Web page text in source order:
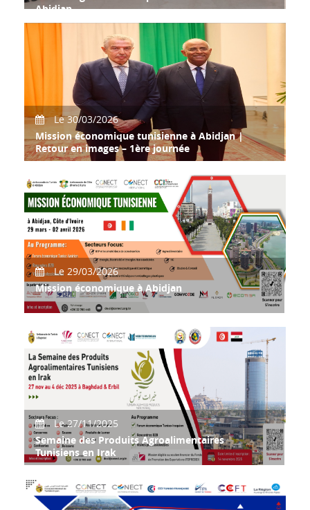
Abidjan
La CONECT International conduit une délégation d'une
vingtaine d'entreprises tunisiennes
Le 30/03/2026
Mission économique tunisienne à Abidjan |
Retour en images – 1ère journée
Mission économique tunisienne à Abidjan | Retour en
images – 1ère journée
Le 29/03/2026
Mission économique à Abidjan
Le 27/11/2025
Semaine des Produits Agroalimentaires
Tunisiens en Irak
La Tunisie met à l’honneur son savoir-faire agroalimentaire
en Irak !